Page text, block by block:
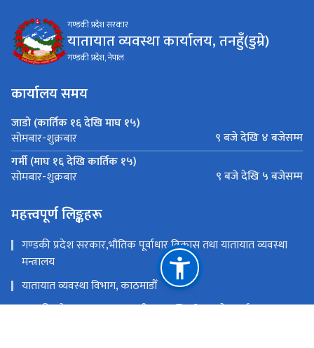
गण्डकी प्रदेश सरकार
यातायात व्यवस्था कार्यालय, तनहुँ(डुम्रे)
गण्डकी प्रदेश, नेपाल
कार्यालय समय
जाडो (कार्तिक १६ देखि माघ १५)
सोमबार-शुक्रबार
९ बजे देखि ४ बजेसम्म
गर्मी (माघ १६ देखि कार्तिक १५)
सोमबार-शुक्रबार ९ बजे देखि ५ बजेसम्म
महत्त्वपूर्ण लिङ्कहरू
गण्डकी प्रदेश सरकार,भौतिक पूर्वाधार विकास तथा यातायात व्यवस्था
मन्त्रालय
यातायात व्यवस्था विभाग, काठमाडौँ
गण्डकी प्रदेश सरकार,मुख्यमन्त्री तथा मन्त्रिपरिषद्को कार्यालय